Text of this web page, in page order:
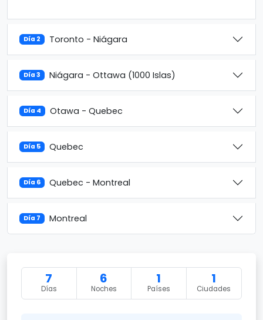
Día 2 Toronto - Niágara
Día 3 Niágara - Ottawa (1000 Islas)
Día 4 Otawa - Quebec
Día 5 Quebec
Día 6 Quebec - Montreal
Día 7 Montreal
7
Días
6
Noches
1
Países
1
Ciudades